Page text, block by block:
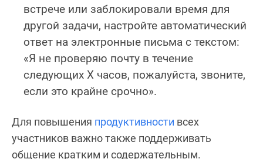
встрече или заблокировали время для
другой задачи, настройте автоматический
ответ на электронные письма с текстом:
«Я не проверяю почту в течение
следующих X часов, пожалуйста, звоните,
если это крайне срочно».
Для повышения продуктивности всех
участников важно также поддерживать
общение кратким и содержательным.